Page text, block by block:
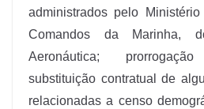
administrados pelo
Comandos da Marinha,
Aeronáutica;
substituição contratual de
relacionadas a censo